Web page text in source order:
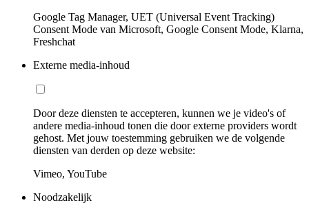
Google Tag Manager, UET (Universal Event Tracking)
Consent Mode van Microsoft, Google Consent Mode, Klarna,
Freshchat
Externe media-inhoud
Door deze diensten te accepteren, kunnen we je video's of
andere media-inhoud tonen die door externe providers wordt
gehost. Met jouw toestemming gebruiken we de volgende
diensten van derden op deze website:
Vimeo, YouTube
Noodzakelijk